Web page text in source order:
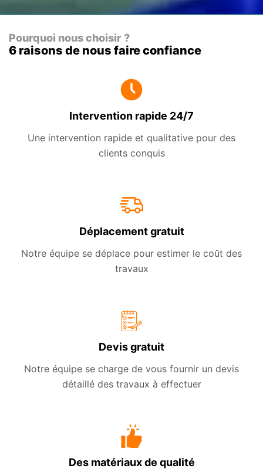
Pourquoi nous choisir ?
6 raisons de nous faire confiance
Intervention rapide 24/7
Une intervention rapide et qualitative pour des
clients conquis
Déplacement gratuit
Notre équipe se déplace pour estimer le coût des
travaux
Devis gratuit
Notre équipe se charge de vous fournir un devis
détaillé des travaux à effectuer
Des matériaux de qualité